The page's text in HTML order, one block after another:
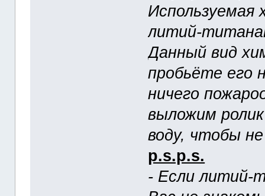
Используемая
литий-
Данный вид
пробьёте его
ничего
выложим
воду, чтобы
p.s.p.s.
- Если литий-